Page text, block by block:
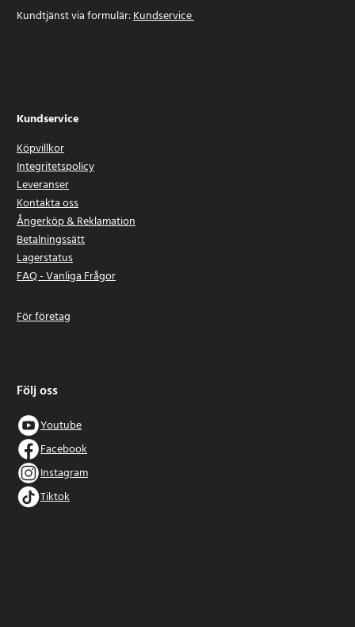
Kundtjänst via formulär:Kundservice
Kundservice
Köpvillkor
Integritetspolicy
Leveranser
Kontakta oss
Ångerköp & Reklamation
Betalningssätt
Lagerstatus
FAQ - Vanliga Frågor
För företag
Följ oss
Youtube
Facebook
Instagram
Tiktok